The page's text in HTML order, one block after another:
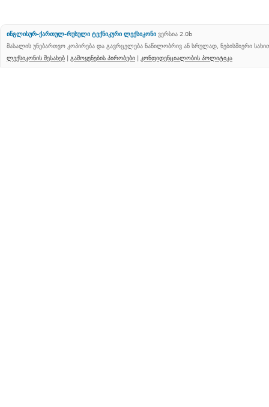
ინგლისურ-ქართულ-რუსული ტექნიკური ლექსიკონი ვერსია 2.0b
მასალის უნებართვო კოპირება და გავრცელება ნაწილობრივ ან სრულად, ნებისმიერი
ლექსიკონის შესახებ | გამოყენების პირობები | კონფიდენციალობის პოლიტიკა